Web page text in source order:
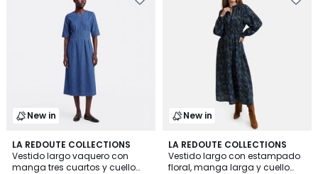
New in
LA REDOUTE COLLECTIONS
Vestido largo vaquero con
manga tres cuartos y cuello
New in
LA REDOUTE COLLECTIONS
Vestido largo con estampado
floral, manga larga y cuello